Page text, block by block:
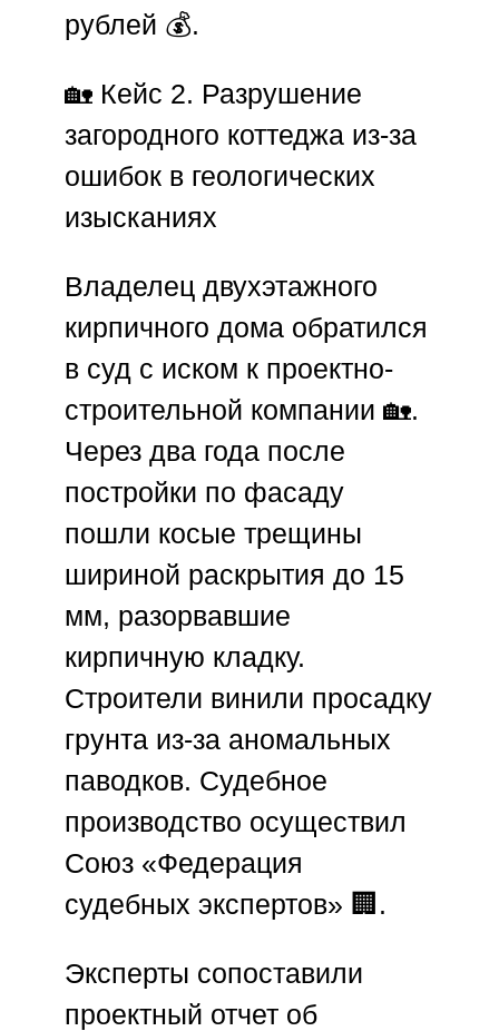
рублей 💰.
🏡 Кейс 2. Разрушение
загородного коттеджа из-за
ошибок в геологических
изысканиях
Владелец двухэтажного
кирпичного дома обратился
в суд с иском к проектно-
строительной компании 🏡.
Через два года после
постройки по фасаду
пошли косые трещины
шириной раскрытия до 15
мм, разорвавшие
кирпичную кладку.
Строители винили просадку
грунта из-за аномальных
паводков. Судебное
производство осуществил
Союз «Федерация
судебных экспертов» 🏢.
Эксперты сопоставили
проектный отчет об